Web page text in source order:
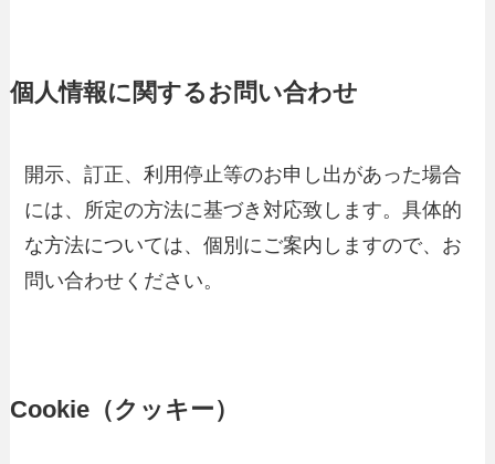
個人情報に関するお問い合わせ
開示、訂正、利用停止等のお申し出があった場合
には、所定の方法に基づき対応致します。具体的
な方法については、個別にご案内しますので、お
問い合わせください。
Cookie（クッキー）